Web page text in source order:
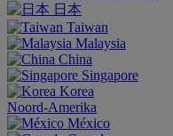
日本
Taiwan
Malaysia
China
Singapore
Korea
Noord-Amerika
México